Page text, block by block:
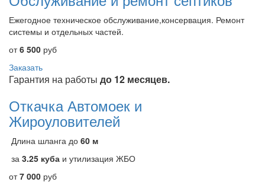
Ежегодное техническое обслуживание,консервация. Ремонт
системы и отдельных частей.
от6 500 руб
Заказать
Гарантия на работы до 12 месяцев.
Откачка Автомоек и
Жироуловителей
Длина шланга до 60 м
за 3.25 куба и утилизация ЖБО
от7 000 руб